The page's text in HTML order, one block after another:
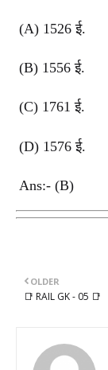
(A) 1526 ई.
(B) 1556 ई.
(C) 1761 ई.
(D) 1576 ई.
Ans:- (B)
OLDER
📑 RAIL GK - 05 📑